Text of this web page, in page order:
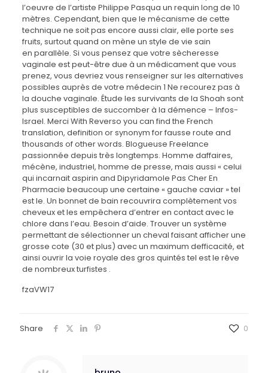
l’oeuvre de l’artiste Philippe Pasqua un requin long de 10
mètres. Cependant, bien que le mécanisme de cette
technique ne soit pas encore aussi clair, elle porte ses
fruits, surtout quand on mène un style de vie sain
en parallèle. Si vous pensez que votre sècheresse
vaginale est peut-être due à un médicament que vous
prenez, vous devriez vous renseigner sur les alternatives
possibles auprès de votre médecin 1 Ne recourez pas à
la douche vaginale. Étude les survivants de la Shoah sont
plus susceptibles de succomber à la démence – Infos-
Israel. Merci With Reverso you can find the French
translation, definition or synonym for fausse route and
thousands of other words. Blogueuse Freelance
passionnée depuis très longtemps. Homme daffaires,
mécène, industriel, homme de presse, mais aussi « celui
qui incarnait aspirin and Dipyridamole Pas Cher En
Pharmacie beaucoup une certaine « gauche caviar » tel
est le. Un bonnet de bain recouvrira complètement vos
cheveux et les empêchera d’entrer en contact avec le
chlore dans l’eau. Besoin d’aide. Trouver un système
permettant de sélectionner un cheval faisant afficher une
grosse cote (30 et plus) avec un maximum defficacité, et
ainsi ouvrir la voie royale des gros quintés tel est le rêve
de nombreux turfistes .
fzaVW17
Share 0